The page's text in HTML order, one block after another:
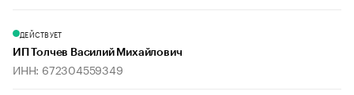
ДЕЙСТВУЕТ
ИП Толчев Василий Михайлович
ИНН: 672304559349